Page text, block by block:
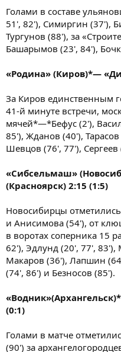
Голами в составе
51', 82'), Симиргин (37'),
Тургунов (88'), за
Башарымов (23', 84'),
«Родина» (Киров)*—
За Киров единственным
41-й минуте встречи,
мячей*—*Бефус (2'),
85'), Жданов (40'),
Шевцов (76', 77'), Сергеев
«Сибсельмаш»
(Красноярск) 2:15 (1:5)
Новосибирцы
и Анисимова (54'), от
в воротах соперника 15
62'), Эдлунд (20', 77', 83'),
Макаров (36'), Лапшин
(74', 86') и Безносов (85').
(0:1)
Голами в матче
(90') за